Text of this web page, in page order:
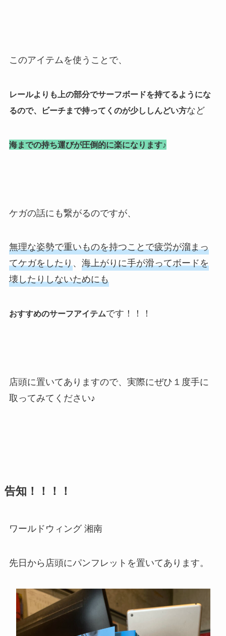
このアイテムを使うことで、
レールよりも上の部分でサーフボードを持てるようにな
るので、ビーチまで持ってくのが少ししんどい方など
海までの持ち運びが圧倒的に楽になります♪
ケガの話にも繋がるのですが、
無理な姿勢で重いものを持つことで疲労が溜まっ
てケガをしたり、 海上がりに手が滑ってボードを
壊したりしないためにも
おすすめのサーフアイテムです！！！
店頭に置いてありますので、実際にぜひ１度手に
取ってみてください♪
告知！！！！
ワールドウィング 湘南
先日から店頭にパンフレットを置いてあります。